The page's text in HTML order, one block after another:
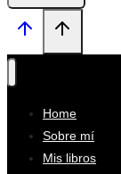
Home
Sobre mí
Mis libros